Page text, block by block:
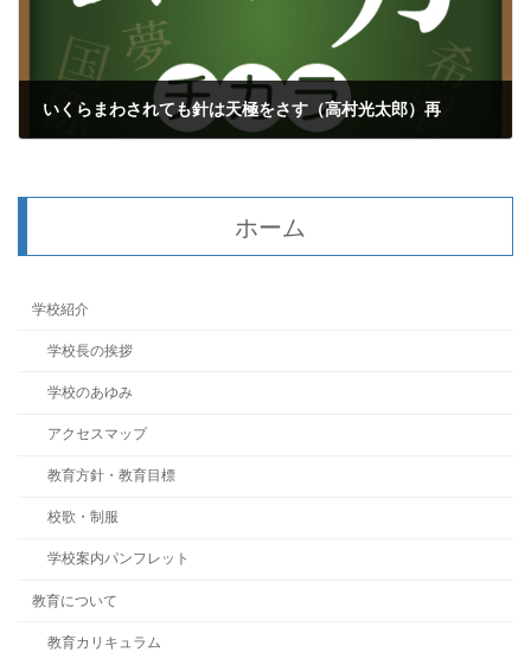
いくらまわされても針は天極をさす（高村光太郎）再
ホーム
学校紹介
学校長の挨拶
学校のあゆみ
アクセスマップ
教育方針・教育目標
校歌・制服
学校案内パンフレット
教育について
教育カリキュラム